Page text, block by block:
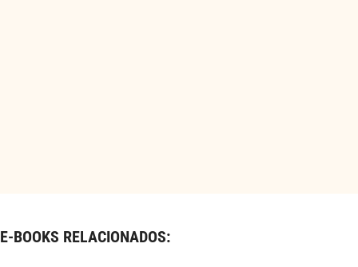
E-BOOKS RELACIONADOS: